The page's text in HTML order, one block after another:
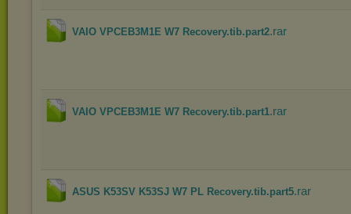
VAIO VPCEB3M1E W7 Recovery.tib.part2.rar
VAIO VPCEB3M1E W7 Recovery.tib.part1.rar
ASUS K53SV K53SJ W7 PL Recovery.tib.part5.rar